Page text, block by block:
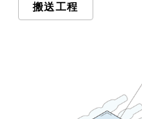
搬送工程